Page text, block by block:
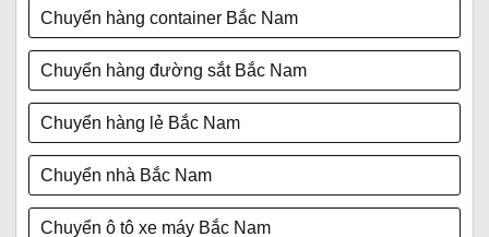
Chuyển hàng container Bắc Nam
Chuyển hàng đường sắt Bắc Nam
Chuyển hàng lẻ Bắc Nam
Chuyển nhà Bắc Nam
Chuyển ô tô xe máy Bắc Nam